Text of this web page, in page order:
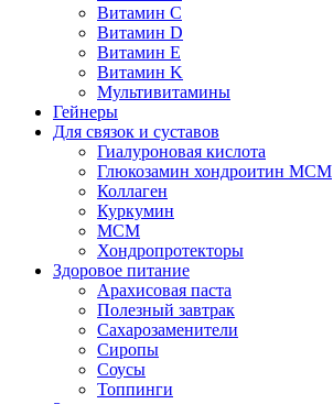
Витамин C
Витамин D
Витамин E
Витамин K
Мультивитамины
Гейнеры
Для связок и суставов
Гиалуроновая кислота
Глюкозамин хондроитин МСМ
Коллаген
Куркумин
МСМ
Хондропротекторы
Здоровое питание
Арахисовая паста
Полезный завтрак
Сахарозаменители
Сиропы
Соусы
Топпинги